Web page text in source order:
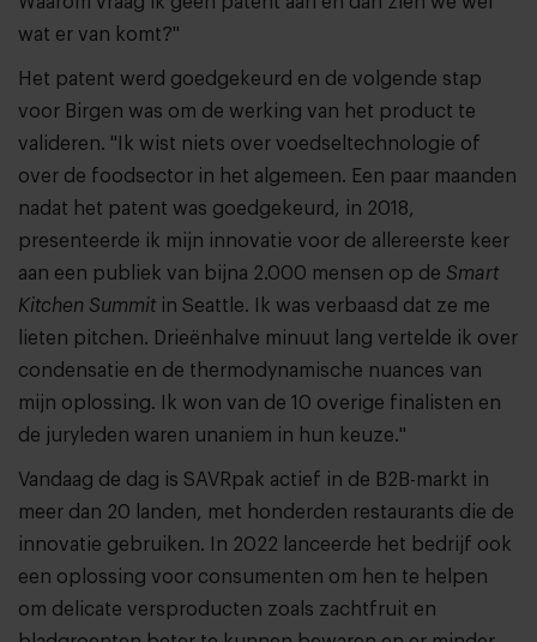
wat er van komt?"
Het patent werd goedgekeurd en de volgende stap
voor Birgen was om de werking van het product te
valideren. "Ik wist niets over voedseltechnologie of
over de foodsector in het algemeen. Een paar maanden
nadat het patent was goedgekeurd, in 2018,
presenteerde ik mijn innovatie voor de allereerste keer
aan een publiek van bijna 2.000 mensen op de Smart
Kitchen Summit in Seattle. Ik was verbaasd dat ze me
lieten pitchen. Drieënhalve minuut lang vertelde ik over
condensatie en de thermodynamische nuances van
mijn oplossing. Ik won van de 10 overige finalisten en
de juryleden waren unaniem in hun keuze."
Vandaag de dag is SAVRpak actief in de B2B-markt in
meer dan 20 landen, met honderden restaurants die de
innovatie gebruiken. In 2022 lanceerde het bedrijf ook
een oplossing voor consumenten om hen te helpen
om delicate versproducten zoals zachtfruit en